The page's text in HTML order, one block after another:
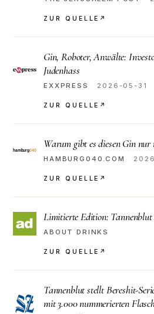
ZUR QUELLE ↗
Gin, Roboter, Anwälte:
Judenhass
EXXPRESS · 2026-05-31
ZUR QUELLE ↗
Warum gibt es diesen Gin
HAMBURG040.COM ·
ZUR QUELLE ↗
Limitierte Edition: Tannenblut
ABOUT DRINKS
ZUR QUELLE ↗
Tannenblut stellt Bereshit-
mit 3.000 nummerierten